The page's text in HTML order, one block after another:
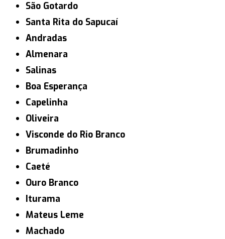
São Gotardo
Santa Rita do Sapucaí
Andradas
Almenara
Salinas
Boa Esperança
Capelinha
Oliveira
Visconde do Rio Branco
Brumadinho
Caeté
Ouro Branco
Iturama
Mateus Leme
Machado